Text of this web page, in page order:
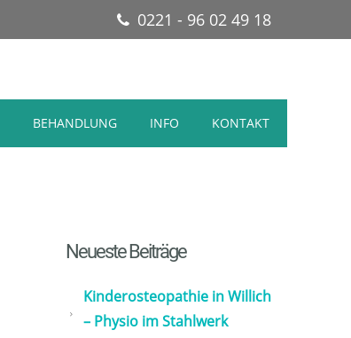
0221 - 96 02 49 18
BEHANDLUNG INFO KONTAKT
Neueste Beiträge
Kinderosteopathie in Willich
– Physio im Stahlwerk